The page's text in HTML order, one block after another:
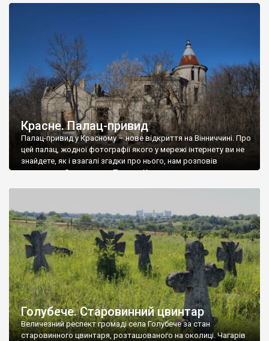
Красне. Палац-привид
Палац-привид у Красному – нове відкриття на Вінниччині. Про
цей палац, жодної фотографії якого у мережі інтернету ви не
знайдете, як і взагалі згадки про нього, нам розповів
мешканець Самгородка. Палац у Красному вразив не лише
Голубече. Старовинний цвинтар
Величезний респект громаді села Голубече за стан
старовинного цвинтаря, розташованого на околиці. Чагарів